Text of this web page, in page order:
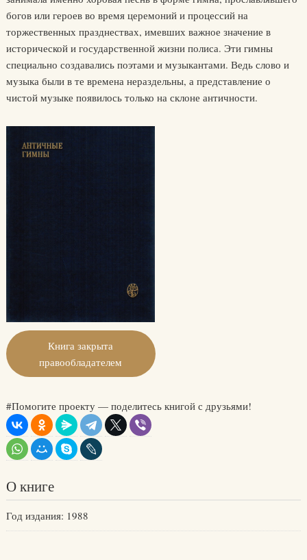
богов или героев во время церемоний и процессий на
торжественных празднествах, имевших важное значение в
исторической и государственной жизни полиса. Эти гимны
специально создавались поэтами и музыкантами. Ведь слово и
музыка были в те времена нераздельны, а представление о
чистой музыке появилось только на склоне античности.
Книга закрыта
правообладателем
#Помогите проекту — поделитесь книгой с друзьями!
О книге
Год издания: 1988